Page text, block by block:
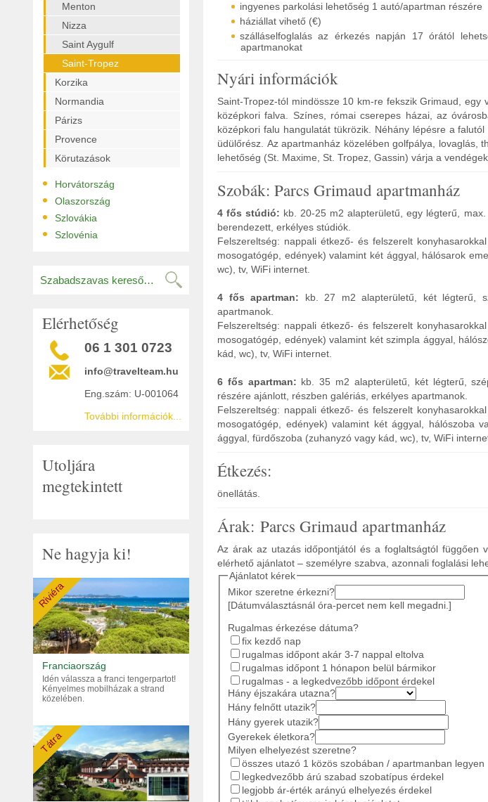
Menton
Nizza
Saint Aygulf
Saint-Tropez
Korzika
Normandia
Párizs
Provence
Körutazások
• Horvátország
• Olaszország
• Szlovákia
• Szlovénia
Elérhetőség
06 1 301 0723
info@travelteam.hu
Eng.szám: U-001064
További információk...
Utoljára
megtekintett
Ne hagyja ki!
Riviéra
Franciaország
Idén válassza a franci tengerpartot!
Kényelmes mobilházak a strand
közelében.
Tátra
ingyenes parkolási lehetőség 1 autó/apartman részére
háziállat vihető (€)
szálláselfoglalás az érkezés napján 17 órától
apartmanokat
Nyári információk
Saint-Tropez-tól mindössze 10 km-re fekszik Grimaud,
középkori falva. Színes, római cserepes házai, az
középkori falu hangulatát tükrözik. Néhány lépésre a
üdülőrész. Az apartmanház közelében golfpálya, lovaglás,
lehetőség (St. Maxime, St. Tropez, Gassin) várja a
Szobák: Parcs Grimaud apartmanház
4 fős stúdió: kb. 20-25 m2 alapterületű, egy légterű,
berendezett, erkélyes stúdiók.
Felszereltség: nappali étkező- és felszerelt
mosogatógép, edények) valamint két ággyal, hálósarok
wc), tv, WiFi internet.
4 fős apartman: kb. 27 m2 alapterületű, két légterű,
apartmanok.
Felszereltség: nappali étkező- és felszerelt
mosogatógép, edények) valamint két szimpla ággyal,
kád, wc), tv, WiFi internet.
6 fős apartman: kb. 35 m2 alapterületű, két légterű,
részére ajánlott, részben galériás, erkélyes apartmanok.
Felszereltség: nappali étkező- és felszerelt
mosogatógép, edények) valamint két ággyal, hálószoba
ággyal, fürdőszoba (zuhanyzó vagy kád, wc), tv, WiFi
Étkezés:
önellátás.
Árak: Parcs Grimaud apartmanház
Az árak az utazás időpontjától és a foglaltságtól függően
elérhető ajánlatot – személyre szabva, azonnali foglalási
Ajánlatot kérek
Mikor szeretne érkezni?
[Dátumválasztásnál óra-percet nem kell megadni.]
Rugalmas érkezése dátuma?
fix kezdő nap
rugalmas időpont akár 3-7 nappal eltolva
rugalmas időpont 1 hónapon belül bármikor
rugalmas - a legkedvezőbb időpont érdekel
Hány éjszakára utazna?
Hány felnőtt utazik?
Hány gyerek utazik?
Gyerekek életkora?
Milyen elhelyezést szeretne?
összes utazó 1 közös szobában / apartmanban legyen
legkedvezőbb árú szabad szobatípus érdekel
legjobb ár-érték arányú elhelyezés érdekel